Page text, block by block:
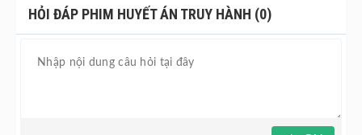
HỎI ĐÁP PHIM HUYẾT ÁN TRUY HÀNH (0)